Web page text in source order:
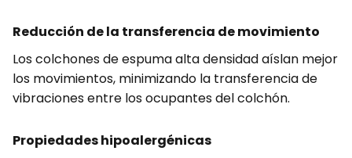
Reducción de la transferencia de movimiento
Los colchones de espuma alta densidad aíslan mejor
los movimientos, minimizando la transferencia de
vibraciones entre los ocupantes del colchón.
Propiedades hipoalergénicas